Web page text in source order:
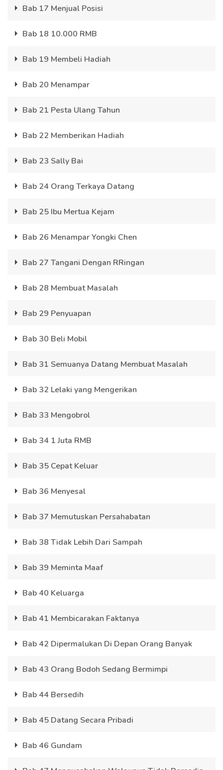
Bab 17 Menjual Posisi
Bab 18 10.000 RMB
Bab 19 Membeli Hadiah
Bab 20 Menampar
Bab 21 Pesta Ulang Tahun
Bab 22 Memberikan Hadiah
Bab 23 Sally Bai
Bab 24 Orang Terkaya Datang
Bab 25 Ibu Mertua Kejam
Bab 26 Menampar Yongki Chen
Bab 27 Tangani Dengan RRingan
Bab 28 Membuat Masalah
Bab 29 Penyuapan
Bab 30 Beli Mobil
Bab 31 Semuanya Datang Membuat Masalah
Bab 32 Lelaki yang Mengerikan
Bab 33 Mengobrol
Bab 34 1 Juta RMB
Bab 35 Cepat Keluar
Bab 36 Menyesal
Bab 37 Memutuskan Persahabatan
Bab 38 Tidak Lebih Dari Sampah
Bab 39 Meminta Maaf
Bab 40 Keluarga
Bab 41 Membicarakan Faktanya
Bab 42 Dipermalukan Di Depan Orang Banyak
Bab 43 Orang Bodoh Sedang Bermimpi
Bab 44 Bersedih
Bab 45 Datang Secara Pribadi
Bab 46 Gundam